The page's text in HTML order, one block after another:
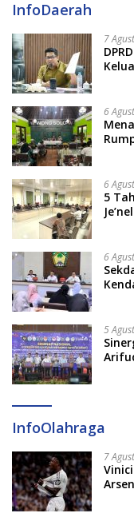
InfoDaerah
7
6
Soal
6
5
6
5
InfoOlahraga
7